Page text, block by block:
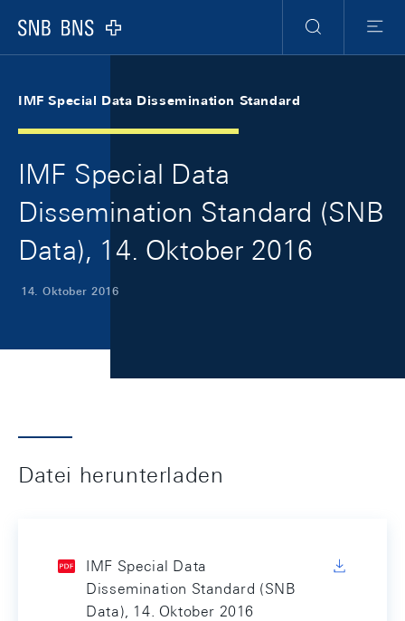
Logo
Suche
Menu
IMF Special Data Dissemination Standard
IMF Special Data
Dissemination Standard (SNB
Data), 14. Oktober 2016
14. Oktober 2016
Datei herunterladen
IMF Special Data
Dissemination Standard (SNB
Data), 14. Oktober 2016